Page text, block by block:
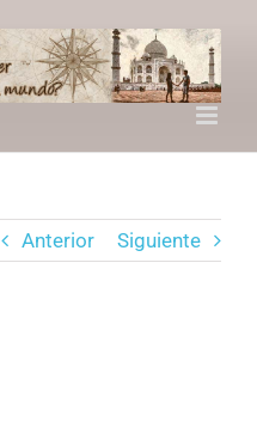
Anterior Siguiente